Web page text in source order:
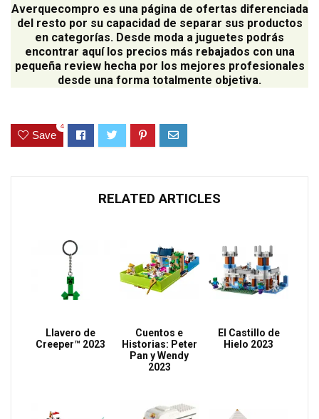
Averquecompro es una página de ofertas diferenciada
del resto por su capacidad de separar sus productos
en categorías. Desde moda a juguetes podrás
encontrar aquí los precios más rebajados con una
pequeña review hecha por los mejores profesionales
desde una forma totalmente objetiva.
Save
4
RELATED ARTICLES
Llavero de
Creeper™ 2023
Cuentos e
Historias: Peter
Pan y Wendy
2023
El Castillo de
Hielo 2023